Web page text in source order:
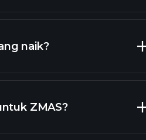
naik?
ZMAS?